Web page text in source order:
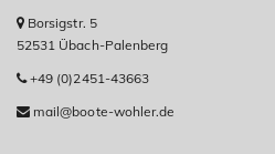
Borsigstr. 5
52531 Übach-Palenberg
+49 (0)2451-43663
mail@boote-wohler.de